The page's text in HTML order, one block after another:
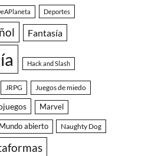
Deportes
Fantasía
Hack and Slash
JRPG Juegos de miedo
Marvel
Mundo abierto Naughty Dog